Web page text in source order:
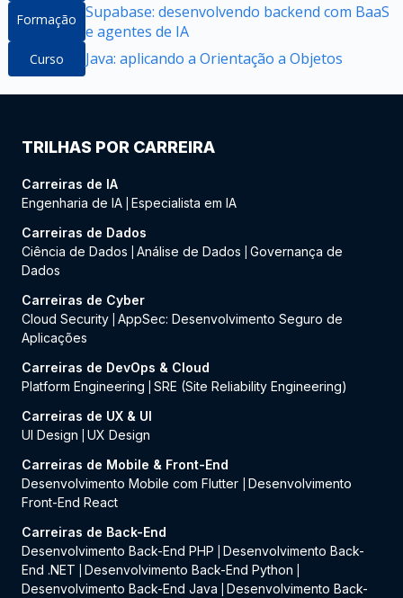
Formação Supabase: desenvolvendo backend com BaaS
e agentes de IA
Curso Java: aplicando a Orientação a Objetos
TRILHAS POR CARREIRA
Carreiras de IA
Engenharia de IA Especialista em IA
Carreiras de Dados
Ciência de Dados
Análise de Dados
Governança de
Dados
Carreiras de Cyber
Cloud Security AppSec: Desenvolvimento Seguro de
Aplicações
Carreiras de DevOps & Cloud
Platform Engineering
SRE (Site Reliability Engineering)
Carreiras de UX & UI
UI Design
UX Design
Carreiras de Mobile & Front-End
Desenvolvimento Mobile com Flutter
Desenvolvimento
Front-End React
Carreiras de Back-End
Desenvolvimento Back-End PHP
Desenvolvimento Back-
End .NET
Desenvolvimento Back-End Python
Desenvolvimento Back-End Java
Desenvolvimento Back-